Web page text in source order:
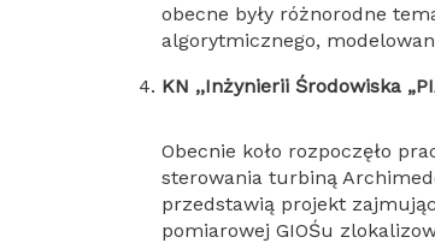
obecne były różnorodne
algorytmicznego,
KN ,,Inżynierii Środowiska
Obecnie koło rozpoczęło
sterowania turbiną
przedstawią projekt
pomiarowej GIOŚu